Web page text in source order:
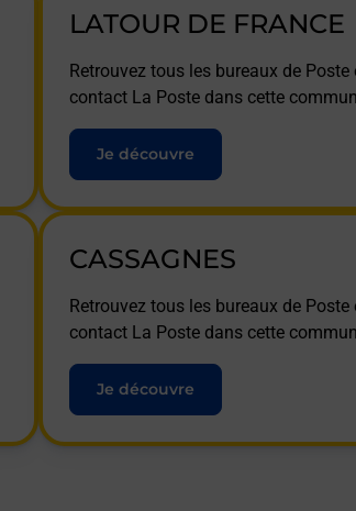
LATOUR DE FRANCE
Retrouvez tous les bureaux de Poste
contact La Poste dans cette
Je découvre
CASSAGNES
Retrouvez tous les bureaux de Poste
contact La Poste dans cette
Je découvre